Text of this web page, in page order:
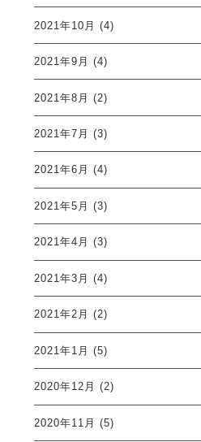
2021年10月 (4)
2021年9月 (4)
2021年8月 (2)
2021年7月 (3)
2021年6月 (4)
2021年5月 (3)
2021年4月 (3)
2021年3月 (4)
2021年2月 (2)
2021年1月 (5)
2020年12月 (2)
2020年11月 (5)